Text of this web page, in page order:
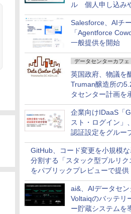
ル 個人申し込み
払いなどに対応
Salesforce、AIチ
「Agentforce
一般提供を開始
データセンターカフェ
英国政府、物議を
Truman醸造所の
タセンター計画を
企業向けIDaaS「
スト・ログイン」
認証設定をグルー
開できる新機能を
GitHub、コード変更を小規模な
分割する「スタック型プルリク
をパブリックプレビューで提供
ai&、AIデータセン
Voltaiqのバッテリ
ー貯蔵システムを